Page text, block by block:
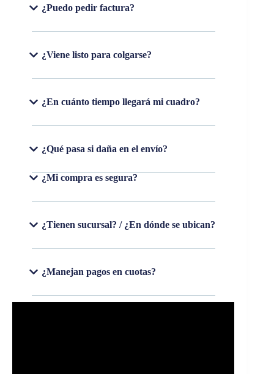
¿Puedo pedir factura?
¿Viene listo para colgarse?
¿En cuánto tiempo llegará mi cuadro?
¿Qué pasa si daña en el envío?
¿Mi compra es segura?
¿Tienen sucursal? / ¿En dónde se ubican?
¿Manejan pagos en cuotas?